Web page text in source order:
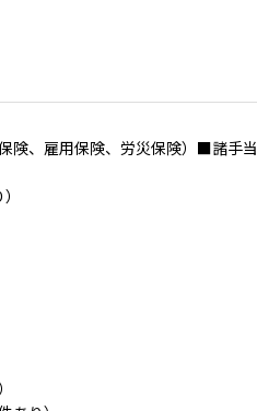
険、雇用保険、労災保険）■諸手当